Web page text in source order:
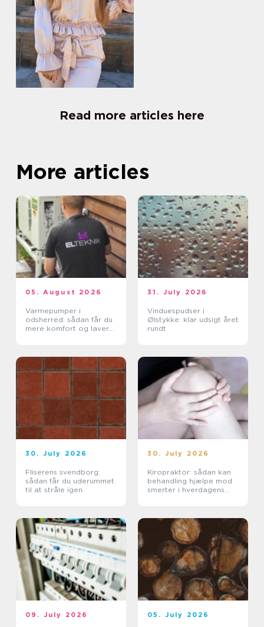
Read more articles here
More articles
05. August 2026
Varmepumper i
odsherred: sådan får du
mere komfort og lavere
31. July 2026
Vinduespudser i
Ølstykke: klar udsigt året
rundt
30. July 2026
Fliserens svendborg:
sådan får du uderummet
til at stråle igen
30. July 2026
Kiropraktor: sådan kan
behandling hjælpe mod
smerter i hverdagens
09. July 2026 05. July 2026